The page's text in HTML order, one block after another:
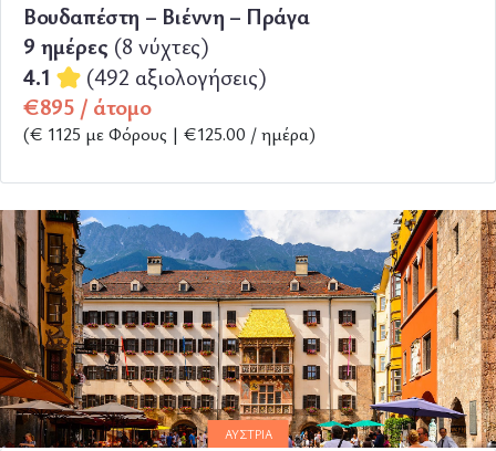
Βουδαπέστη – Βιέννη – Πράγα
9 ημέρες (8 νύχτες)
4.1
(492 αξιολογήσεις)
€895 / άτομο
(€ 1125 με Φόρους | €125.00 / ημέρα)
ΠΕΡΙΣΣΟΤΕΡΑ
ΑΥΣΤΡΊΑ